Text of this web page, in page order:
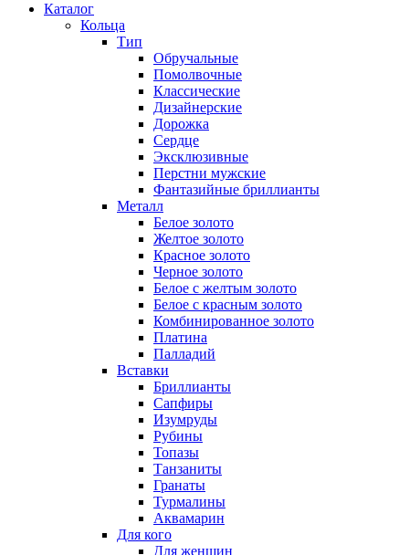
Каталог
Кольца
Тип
Обручальные
Помолвочные
Классические
Дизайнерские
Дорожка
Сердце
Эксклюзивные
Перстни мужские
Фантазийные бриллианты
Металл
Белое золото
Желтое золото
Красное золото
Черное золото
Белое с желтым золото
Белое с красным золото
Комбинированное золото
Платина
Палладий
Вставки
Бриллианты
Сапфиры
Изумруды
Рубины
Топазы
Танзаниты
Гранаты
Турмалины
Аквамарин
Для кого
Для женщин